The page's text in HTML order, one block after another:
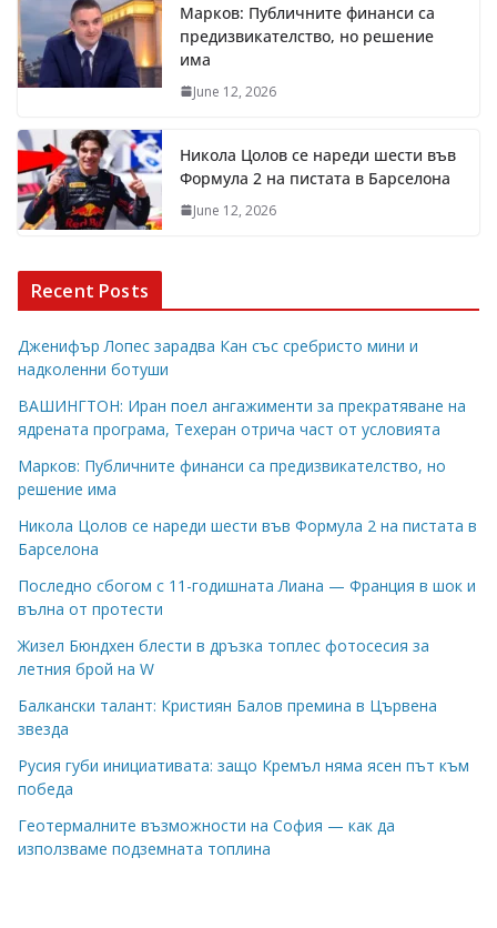
Марков: Публичните финанси са
предизвикателство, но решение
има
June 12, 2026
Никола Цолов се нареди шести във
Формула 2 на пистата в Барселона
June 12, 2026
Recent Posts
Дженифър Лопес зарадва Кан със сребристо мини и
надколенни ботуши
ВАШИНГТОН: Иран поел ангажименти за прекратяване на
ядрената програма, Техеран отрича част от условията
Марков: Публичните финанси са предизвикателство, но
решение има
Никола Цолов се нареди шести във Формула 2 на пистата в
Барселона
Последно сбогом с 11-годишната Лиана — Франция в шок и
вълна от протести
Жизел Бюндхен блести в дръзка топлес фотосесия за
летния брой на W
Балкански талант: Кристиян Балов премина в Цървена
звезда
Русия губи инициативата: защо Кремъл няма ясен път към
победа
Геотермалните възможности на София — как да
използваме подземната топлина